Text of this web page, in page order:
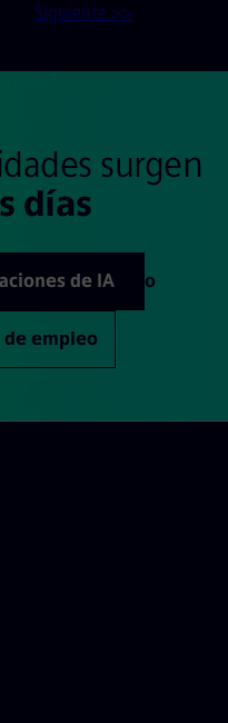
Siguiente >>
surgen
días
de IA o
de empleo